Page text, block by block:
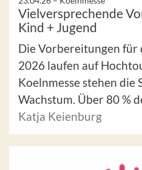
Vielversprechende
Kind + Jugend
Die Vorbereitungen für
2026 laufen auf
Koelnmesse stehen die
Wachstum. Über 80 %
Katja Keienburg